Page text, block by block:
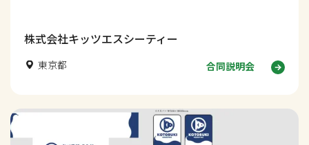
株式会社キッツエスシーティー
東京都 合同説明会